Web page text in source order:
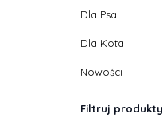
Dla Psa
Dla Kota
Nowości
Filtruj produkty